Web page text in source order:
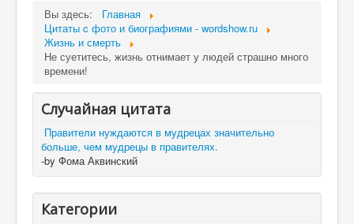
Вы здесь:
Главная
Цитаты c фото и биографиями - wordshow.ru
Жизнь и смерть
Не суетитесь, жизнь отнимает у людей страшно много
времени!
Случайная цитата
Правители нуждаются в мудрецах значительно
больше, чем мудрецы в правителях.
-by Фома Аквинский
Категории